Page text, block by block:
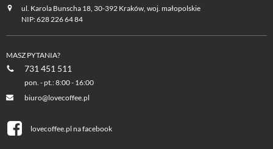
ul. Karola Bunscha 18, 30-392 Kraków, woj. małopolskie
NIP: 628 226 64 84
MASZ PYTANIA?
731 451 511
pon. - pt.: 8:00 - 16:00
biuro@lovecoffee.pl
lovecoffee.pl na facebook